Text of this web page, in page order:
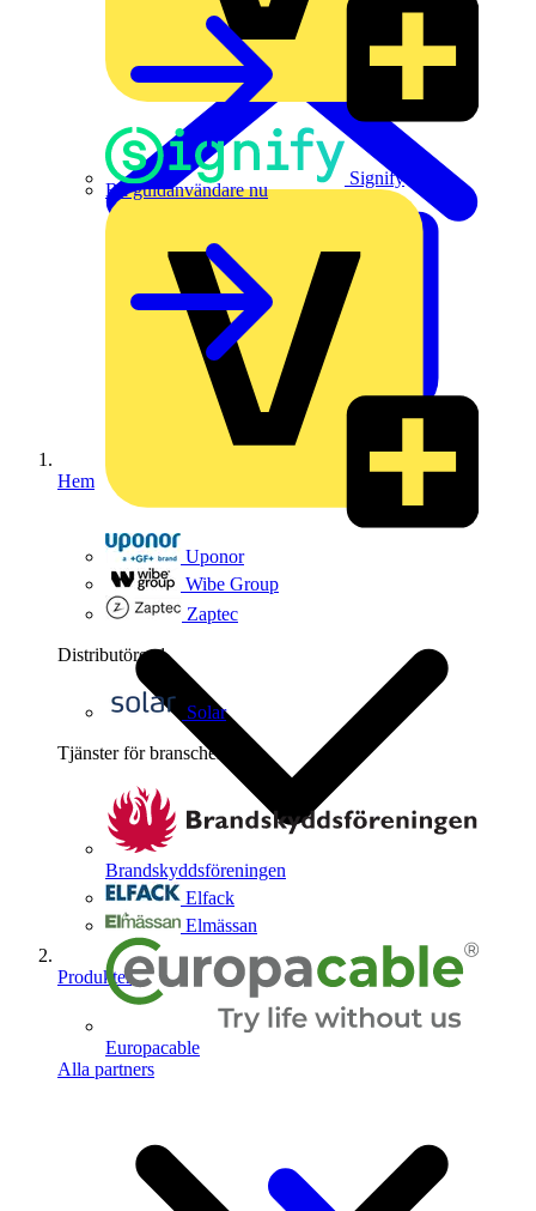
Signify
Uponor
Wibe Group
Zaptec
Distributörer 1
Solar
Tjänster för branschen
Brandskyddsföreningen
Elfack
Elmässan
Europacable
Alla partners
Bli guldanvändare nu
Hem
Produkter